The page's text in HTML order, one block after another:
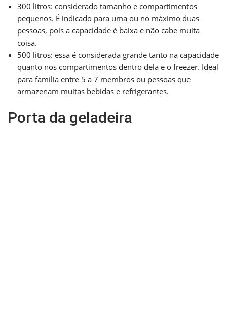
300 litros: considerado tamanho e compartimentos
pequenos. É indicado para uma ou no máximo duas
pessoas, pois a capacidade é baixa e não cabe muita
coisa.
500 litros: essa é considerada grande tanto na capacidade
quanto nos compartimentos dentro dela e o freezer. Ideal
para família entre 5 a 7 membros ou pessoas que
armazenam muitas bebidas e refrigerantes.
Porta da geladeira